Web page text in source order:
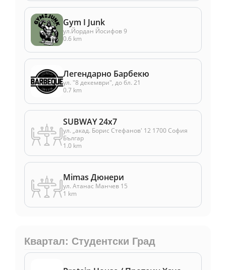
Gym I Junk
ул.Йордан Йосифов 9
0.6 km
Легендарно Барбекю
ул. "8 декември", до бл. 21
0.7 km
SUBWAY 24x7
ул. „акад. Борис Стефанов' 12 1700 София
Българ
1.0 km
Mimas Дюнери
ул. Атанас Манчев 15
1 km
Квартал: Студентски Град